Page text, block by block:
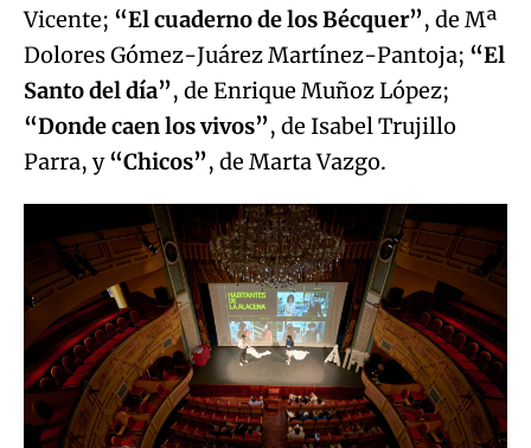
Vicente; “El cuaderno de los Bécquer”, de Mª
Dolores Gómez-Juárez Martínez-Pantoja; “El
Santo del día”, de Enrique Muñoz López;
“Donde caen los vivos”, de Isabel Trujillo
Parra, y“Chicos”, de Marta Vazgo.